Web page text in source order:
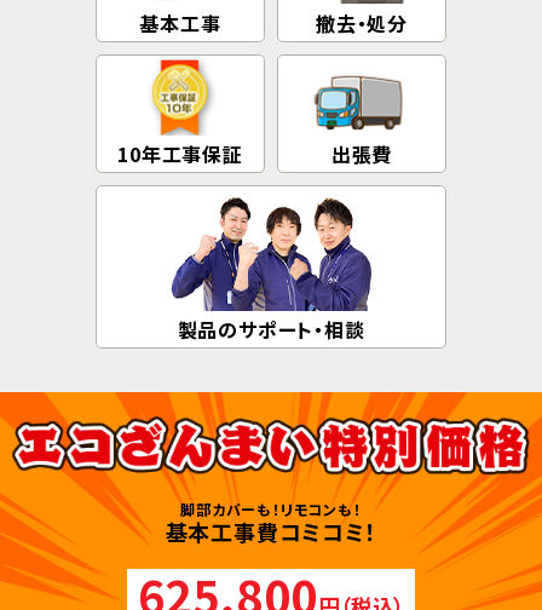
基本工事 撤去・処分
10年工事保証 出張費
製品のサポート・相談
脚部カバーも！リモコンも！
基本工事費コミコミ！
625,800